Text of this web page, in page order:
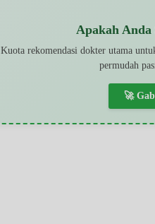
Apakah
Kuota rekomendasi dokter utama
permudah
🚀